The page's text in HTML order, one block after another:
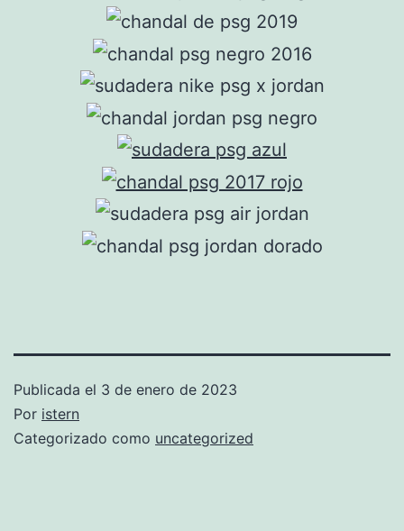
Publicada el 3 de enero de 2023
Por istern
Categorizado como uncategorized